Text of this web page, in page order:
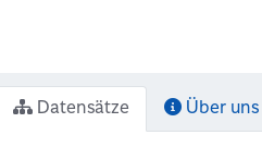
Datensätze Über uns